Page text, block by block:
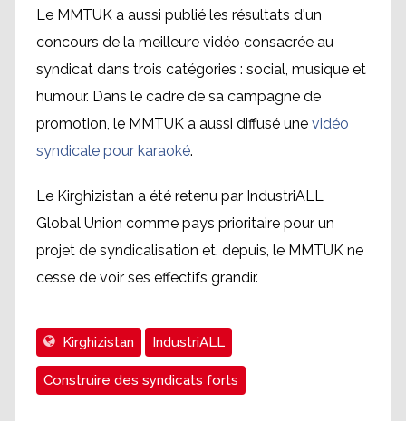
Le MMTUK a aussi publié les résultats d'un
concours de la meilleure vidéo consacrée au
syndicat dans trois catégories : social, musique et
humour. Dans le cadre de sa campagne de
promotion, le MMTUK a aussi diffusé une vidéo
syndicale pour karaoké.
Le Kirghizistan a été retenu par IndustriALL
Global Union comme pays prioritaire pour un
projet de syndicalisation et, depuis, le MMTUK ne
cesse de voir ses effectifs grandir.
Kirghizistan IndustriALL
Construire des syndicats forts